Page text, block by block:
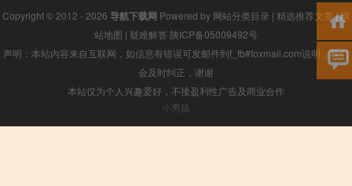
Copyright © 2012 - 2026 导航下载网 Powered by 网站分类目录 | 精选推荐文章|网
站地图 | 疑难解答 陕ICP备05009492号
声明：本站内容来自互联网，如信息有错误可发邮件到f_fb#foxmail.com说明，我们
会及时纠正，谢谢
本站仅为个人兴趣爱好，不接盈利性广告及商业合作
小男孩